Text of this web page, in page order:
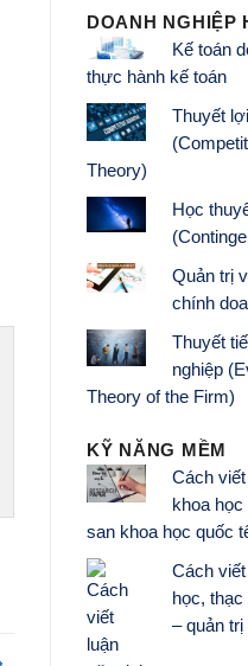
DOANH NGHIỆP
Kế toán
thực hành kế toán
Thuyết
Theory)
Học
Quản trị
chính
Thuyết
nghiệp
Theory of the Firm)
KỸ NĂNG MỀM
Cách
khoa
san khoa học quốc
Cách
học,
– quản trị